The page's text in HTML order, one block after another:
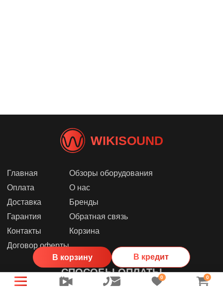
В корзину В кредит
WIKISOUND
Главная
Оплата
Доставка
Гарантия
Контакты
Договор оферты
Обзоры оборудования
О нас
Бренды
Обратная связь
Корзина
СПОСОБЫ ОПЛАТЫ0 0